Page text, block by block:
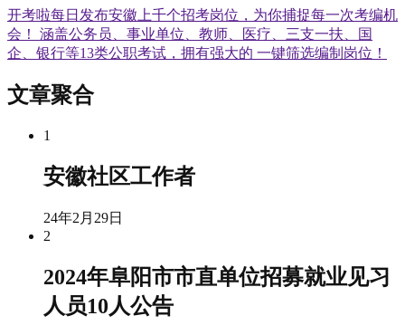
开考啦每日发布安徽上千个招考岗位，为你捕捉每一次考编机
会！ 涵盖公务员、事业单位、教师、医疗、三支一扶、国
企、银行等13类公职考试，拥有强大的 一键筛选编制岗位！
文章聚合
1
安徽社区工作者
24年2月29日
2
2024年阜阳市市直单位招募就业见习
人员10人公告